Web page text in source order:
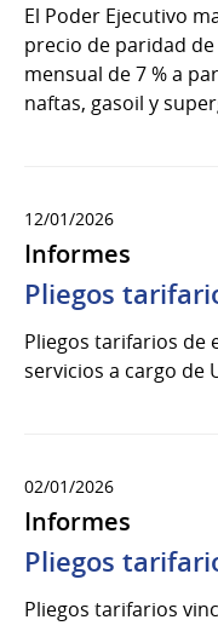
El Poder Ejecutivo
precio de paridad
mensual de 7 % a
naftas, gasoil y
12/01/2026
Informes
Pliegos
Pliegos tarifarios de
servicios a cargo de
02/01/2026
Informes
Pliegos
Pliegos tarifarios